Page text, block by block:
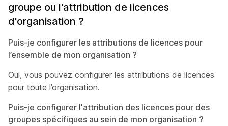
groupe ou l'attribution de licences
d'organisation ?
Puis-je configurer les attributions de licences pour
l’ensemble de mon organisation ?
Oui, vous pouvez configurer les attributions de licences
pour toute l’organisation.
Puis-je configurer l'attribution des licences pour des
groupes spécifiques au sein de mon organisation ?